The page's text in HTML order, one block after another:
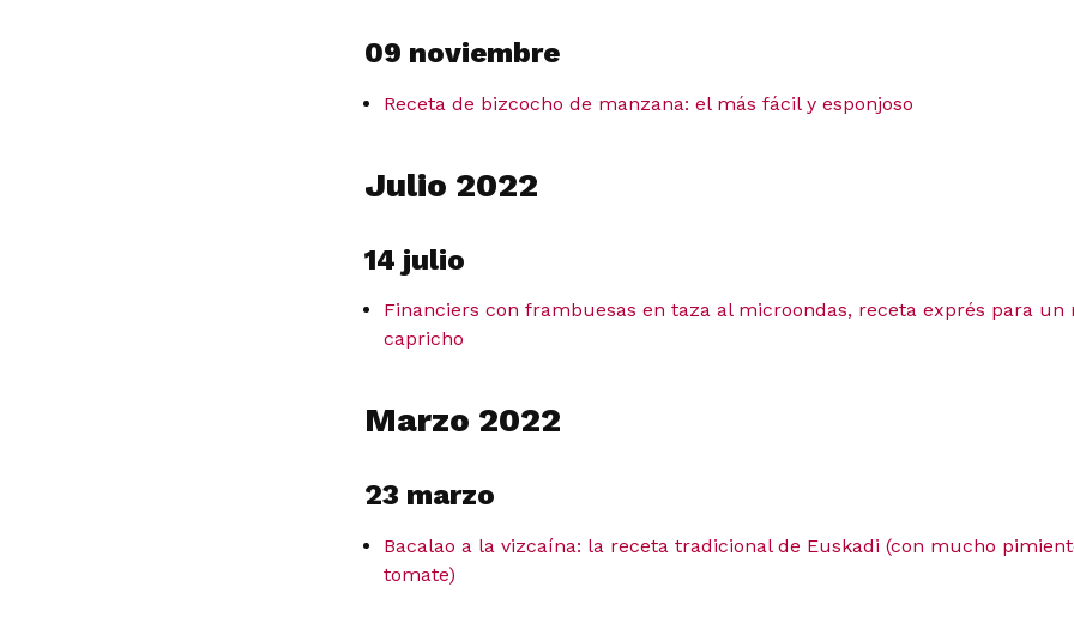
09 noviembre
Receta de bizcocho de manzana: el más fácil y esponjoso
Julio 2022
14 julio
Financiers con frambuesas en taza al microondas, receta exprés para un
capricho
Marzo 2022
23 marzo
Bacalao a la vizcaína: la receta tradicional de Euskadi (con mucho
tomate)